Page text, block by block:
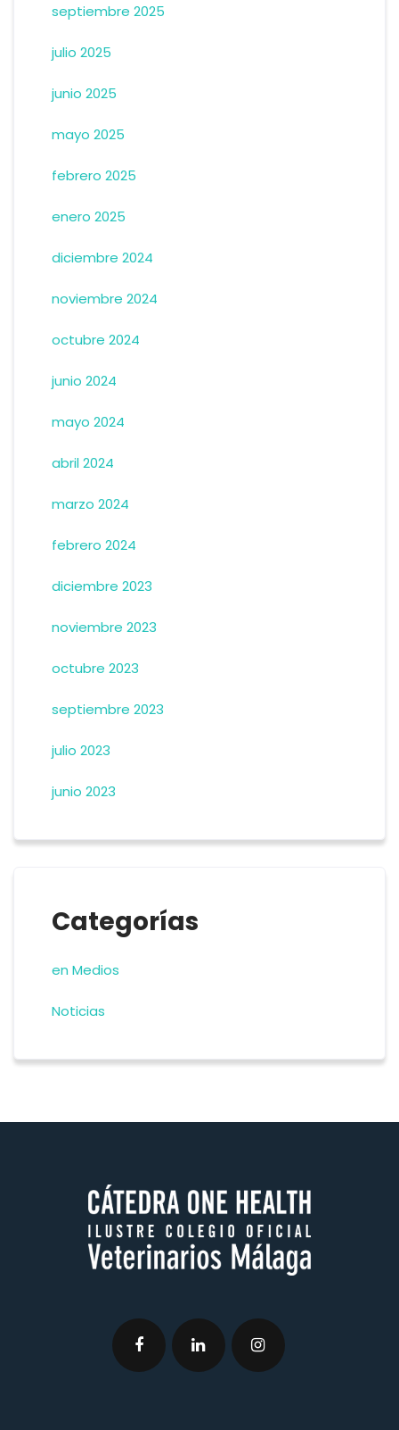
septiembre 2025
julio 2025
junio 2025
mayo 2025
febrero 2025
enero 2025
diciembre 2024
noviembre 2024
octubre 2024
junio 2024
mayo 2024
abril 2024
marzo 2024
febrero 2024
diciembre 2023
noviembre 2023
octubre 2023
septiembre 2023
julio 2023
junio 2023
Categorías
en Medios
Noticias